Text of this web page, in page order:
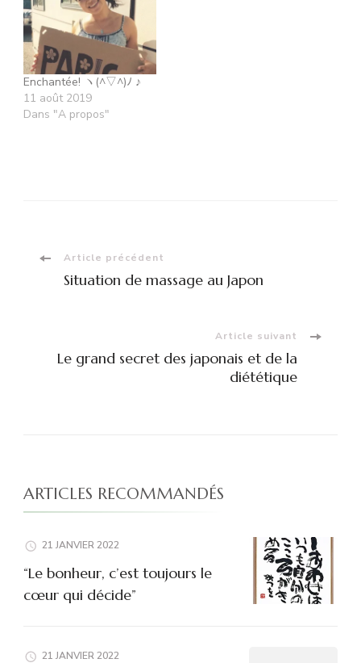
Enchantée! ヽ(^▽^)ﾉ ♪
11 août 2019
Dans "A propos"
Navigation
Article précédent
Situation de massage au Japon
Article suivant
Le grand secret des japonais et de la
diététique
ARTICLES RECOMMANDÉS
21 JANVIER 2022
“Le bonheur, c’est toujours le
cœur qui décide”
21 JANVIER 2022